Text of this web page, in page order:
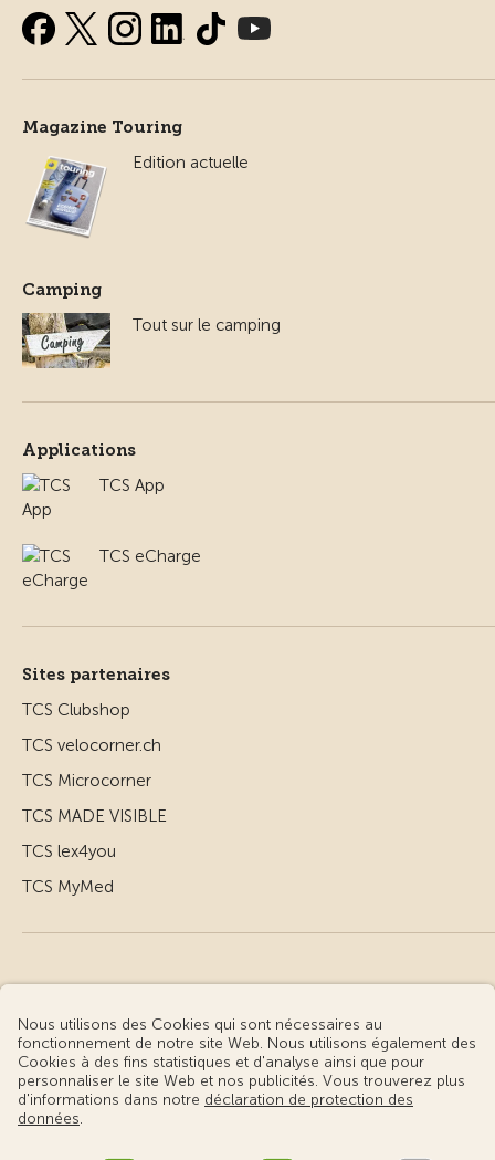
Magazine Touring
Edition actuelle
Camping
Tout sur le camping
Applications
TCS App
TCS eCharge
Sites partenaires
TCS Clubshop
TCS velocorner.ch
TCS Microcorner
TCS MADE VISIBLE
TCS lex4you
TCS MyMed